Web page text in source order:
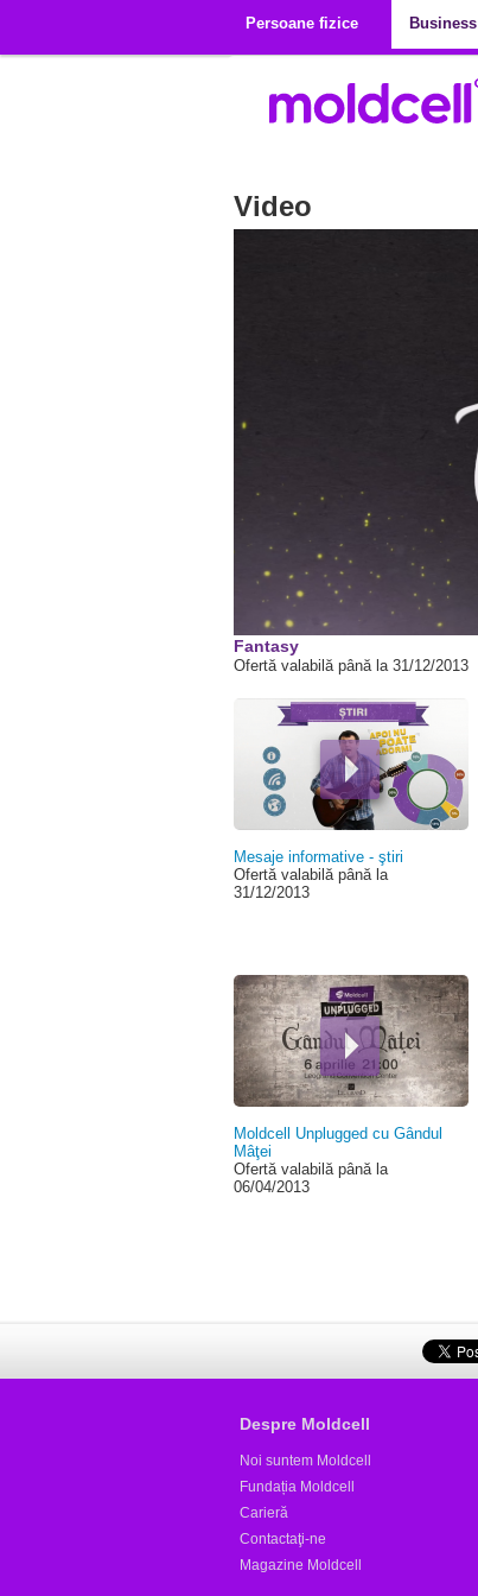
Persoane fizice
Business
Video
00:00
Fantasy
Ofertă valabilă până la 31/12/2013
Mesaje informative - ştiri
Ofertă valabilă până la
31/12/2013
Moldcell Unplugged cu Gândul
Mâţei
Ofertă valabilă până la
06/04/2013
Pagini
Despre Moldcell
Noi suntem Moldcell
Fundația Moldcell
Carieră
Contactaţi-ne
Magazine Moldcell